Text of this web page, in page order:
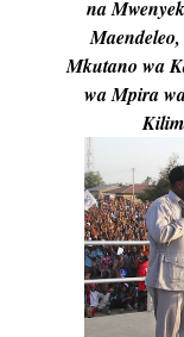
na
Mkutano wa
wa Mpira